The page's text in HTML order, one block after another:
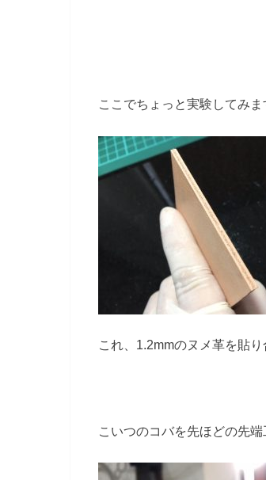
ここでちょっと実験してみま
これ、1.2mmのヌメ革を貼り
こいつのコバを先ほどの先